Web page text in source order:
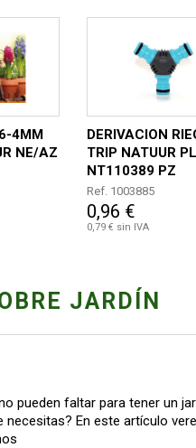
4MM
NE/AZ
DERIVACION
TRIP NATUUR PL
NT110389 PZ
Ref. 1003885
0,96 €
0,79 € sin IVA
JARDÍN
pueden faltar para tener un
necesitas? En este artículo